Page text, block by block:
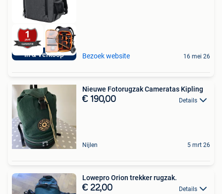
In & Verkoop Bezoek website 16 mei 26
Nieuwe Fotorugzak Cameratas Kipling
€ 190,00 Details
Nijlen 5 mrt 26
Lowepro Orion trekker rugzak.
€ 22,00 Details